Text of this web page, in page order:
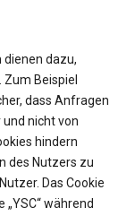
dienen dazu,
Beispiel
dass Anfragen
nicht von
hindern
des Nutzers zu
Das Cookie
während